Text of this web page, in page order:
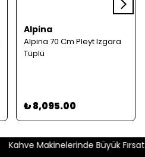
Alpina
Alpina 70 Cm Pleyt Izgara
Tüplü
₺ 8,095.00
Kahve Makinelerinde Büyük Fırsat !